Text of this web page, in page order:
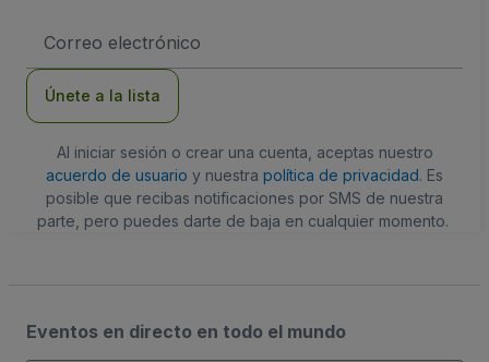
de
Únete a la lista
Al iniciar sesión o crear una cuenta, aceptas nuestro
acuerdo de usuario y nuestra política de privacidad. Es
posible que recibas notificaciones por SMS de nuestra
parte, pero puedes darte de baja en cualquier momento.
Eventos en directo en todo el mundo